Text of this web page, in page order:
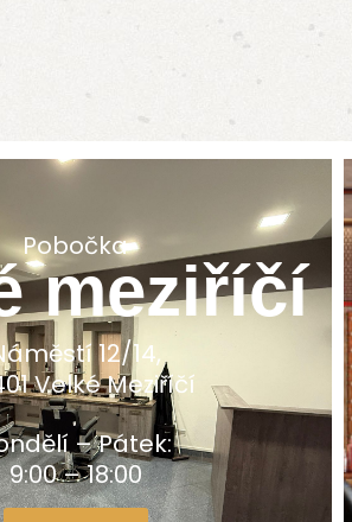
Pobočka
meziříčí
12/14,
Velké Meziříčí
– Pátek:
9:00 – 18:00